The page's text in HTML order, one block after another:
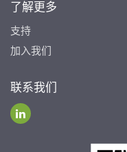
了解更多
支持
加入我们
联系我们